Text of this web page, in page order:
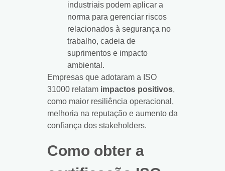
industriais podem aplicar a
norma para gerenciar riscos
relacionados à segurança no
trabalho, cadeia de
suprimentos e impacto
ambiental.
Empresas que adotaram a ISO
31000 relatam impactos positivos,
como maior resiliência operacional,
melhoria na reputação e aumento da
confiança dos stakeholders.
Como obter a